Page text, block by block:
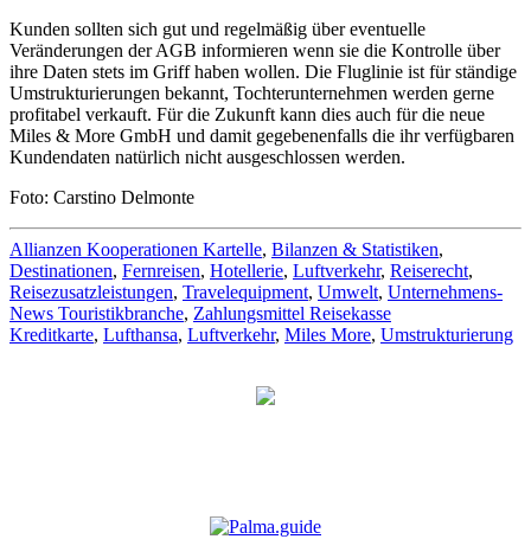
Kunden sollten sich gut und regelmäßig über eventuelle
Veränderungen der AGB informieren wenn sie die Kontrolle über
ihre Daten stets im Griff haben wollen. Die Fluglinie ist für ständige
Umstrukturierungen bekannt, Tochterunternehmen werden gerne
profitabel verkauft. Für die Zukunft kann dies auch für die neue
Miles & More GmbH und damit gegebenenfalls die ihr verfügbaren
Kundendaten natürlich nicht ausgeschlossen werden.
Foto: Carstino Delmonte
Allianzen Kooperationen Kartelle, Bilanzen & Statistiken,
Destinationen, Fernreisen, Hotellerie, Luftverkehr, Reiserecht,
Reisezusatzleistungen, Travelequipment, Umwelt, Unternehmens-
News Touristikbranche, Zahlungsmittel Reisekasse
Kreditkarte, Lufthansa, Luftverkehr, Miles More, Umstrukturierung